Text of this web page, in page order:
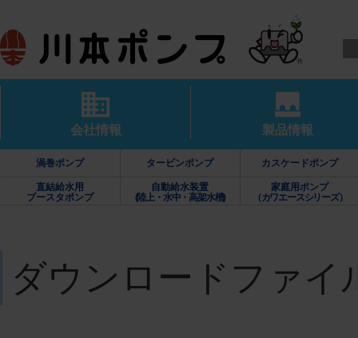
会社情報 製品情報
渦巻ポンプ タービンポンプ カスケードポンプ
直結給水用
ブースタポンプ
自動給水装置
(陸上・水中・高架水槽)
家庭用ポンプ
（カワエースシリーズ）
ダウンロードファイ